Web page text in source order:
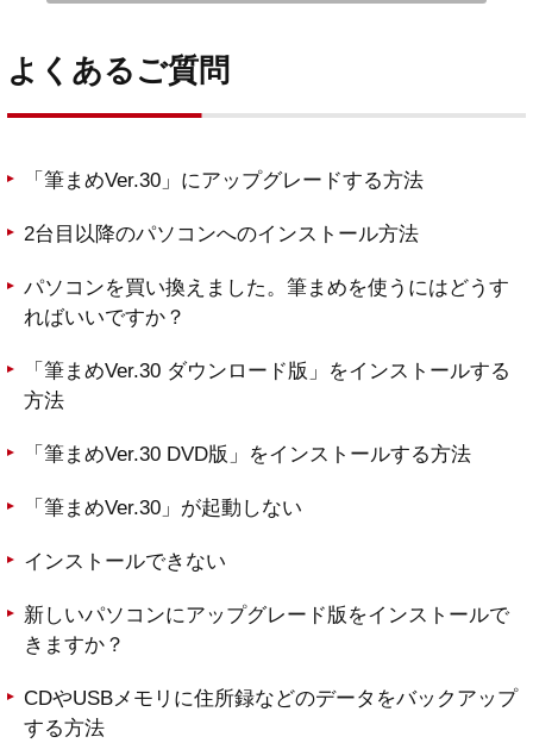
よくあるご質問
「筆まめVer.30」にアップグレードする方法
2台目以降のパソコンへのインストール方法
パソコンを買い換えました。筆まめを使うにはどうす
ればいいですか？
「筆まめVer.30 ダウンロード版」をインストールする
方法
「筆まめVer.30 DVD版」をインストールする方法
「筆まめVer.30」が起動しない
インストールできない
新しいパソコンにアップグレード版をインストールで
きますか？
CDやUSBメモリに住所録などのデータをバックアップ
する方法